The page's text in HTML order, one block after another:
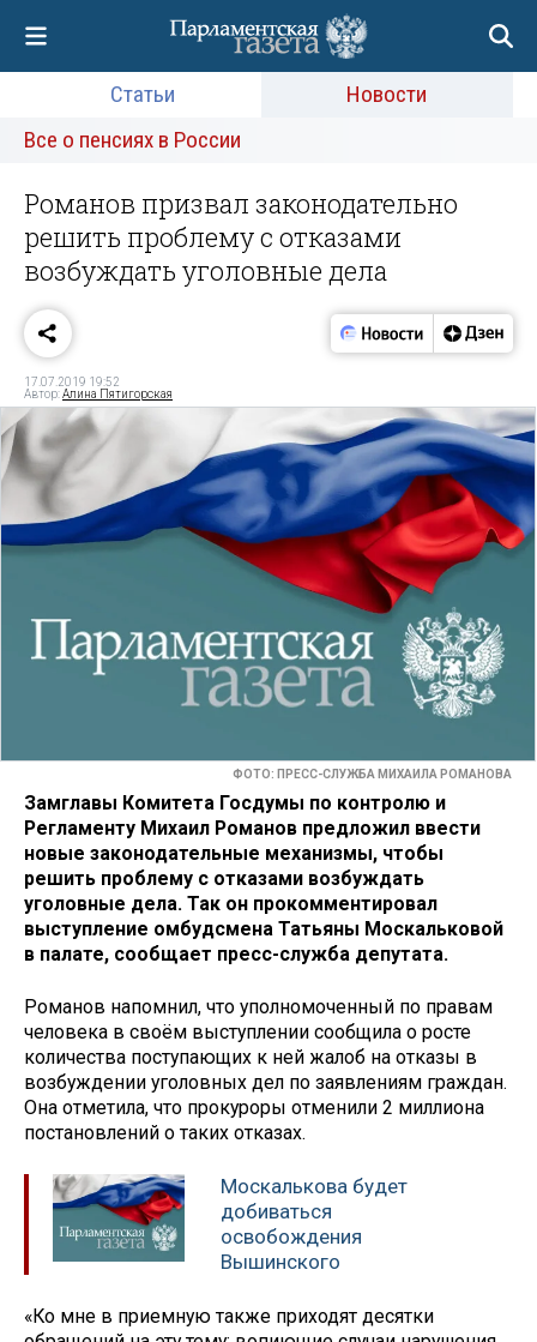
Статьи
Новости
Все о пенсиях в России
Романов призвал законодательно
решить проблему с отказами
возбуждать уголовные дела
17.07.2019 19:52
Автор:Алина Пятигорская
ФОТО: ПРЕСС-СЛУЖБА МИХАИЛА РОМАНОВА
Замглавы Комитета Госдумы по контролю и
Регламенту Михаил Романов предложил ввести
новые законодательные механизмы, чтобы
решить проблему с отказами возбуждать
уголовные дела. Так он прокомментировал
выступление омбудсмена Татьяны Москальковой
в палате, сообщает пресс-служба депутата.
Романов напомнил, что уполномоченный по правам
человека в своём выступлении сообщила о росте
количества поступающих к ней жалоб на отказы в
возбуждении уголовных дел по заявлениям граждан.
Она отметила, что прокуроры отменили 2 миллиона
постановлений о таких отказах.
Москалькова будет
добиваться
освобождения
Вышинского
«Ко мне в приемную также приходят десятки